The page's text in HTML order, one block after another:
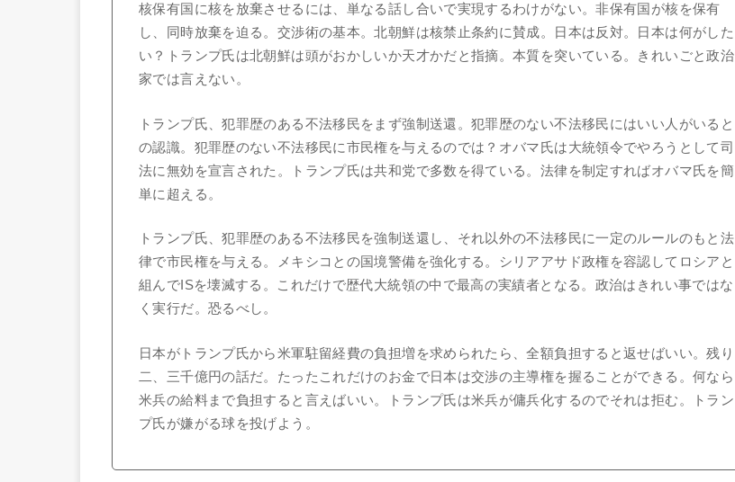
核保有国に核を放棄させるには、単なる話し合いで実現するわけがない。非保有国が核を保有
し、同時放棄を迫る。交渉術の基本。北朝鮮は核禁止条約に賛成。日本は反対。日本は何がした
い？トランプ氏は北朝鮮は頭がおかしいか天才かだと指摘。本質を突いている。きれいごと政治
家では言えない。
トランプ氏、犯罪歴のある不法移民をまず強制送還。犯罪歴のない不法移民にはいい人がいると
の認識。犯罪歴のない不法移民に市民権を与えるのでは？オバマ氏は大統領令でやろうとして司
法に無効を宣言された。トランプ氏は共和党で多数を得ている。法律を制定すればオバマ氏を簡
単に超える。
トランプ氏、犯罪歴のある不法移民を強制送還し、それ以外の不法移民に一定のルールのもと法
律で市民権を与える。メキシコとの国境警備を強化する。シリアアサド政権を容認してロシアと
組んでISを壊滅する。これだけで歴代大統領の中で最高の実績者となる。政治はきれい事ではな
く実行だ。恐るべし。
日本がトランプ氏から米軍駐留経費の負担増を求められたら、全額負担すると返せばいい。残り
二、三千億円の話だ。たったこれだけのお金で日本は交渉の主導権を握ることができる。何なら
米兵の給料まで負担すると言えばいい。トランプ氏は米兵が傭兵化するのでそれは拒む。トラン
プ氏が嫌がる球を投げよう。